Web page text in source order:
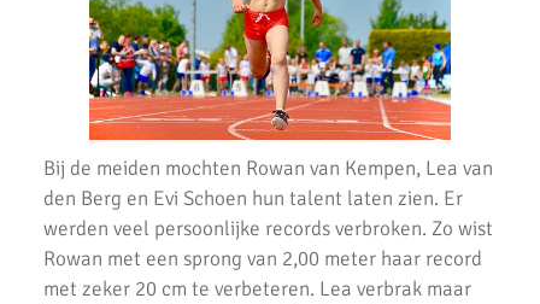
Succesvolle eerste meerkamp 2019
Eerste Wedstrijd CD Junioren Competitie
Cross Competitie Finale 2019
AKU pupillen succesvol bij indoorwedstrijd.
Cross bij AKU Weer Een Groot Succes
Zonnige en sportieve Clubkampioenschappen 2018 bij AKU
Bij de meiden mochten Rowan van Kempen, Lea van
den Berg en Evi Schoen hun talent laten zien. Er
werden veel persoonlijke records verbroken. Zo wist
Rowan met een sprong van 2,00 meter haar record
met zeker 20 cm te verbeteren. Lea verbrak maar